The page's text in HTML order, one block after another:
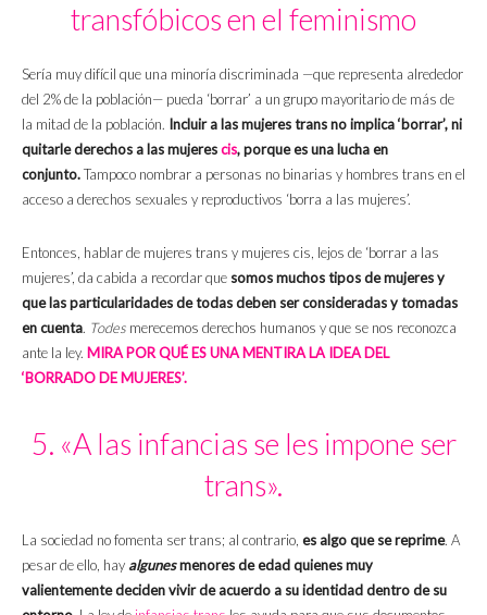
transfóbicos en el feminismo
Sería muy difícil que una minoría discriminada —que representa alrededor
del 2% de la población— pueda ‘borrar’ a un grupo mayoritario de más de
la mitad de la población. Incluir a las mujeres trans no implica ‘borrar’, ni
quitarle derechos a las mujerescis, porque es una lucha en
conjunto.Tampoco nombrar a personas no binarias y hombres trans en el
acceso a derechos sexuales y reproductivos ‘borra a las mujeres’.
Entonces, hablar de mujeres trans y mujeres cis, lejos de ‘borrar a las
mujeres’, da cabida a recordar que somos muchos tipos de mujeres y
que las particularidades de todas deben ser consideradas y tomadas
en cuenta. Todes merecemos derechos humanos y que se nos reconozca
ante la ley. MIRA POR QUÉ ES UNA MENTIRA LA IDEA DEL
‘BORRADO DE MUJERES’.
5. «A las infancias se les impone ser
trans».
La sociedad no fomenta ser trans; al contrario, es algo que se reprime. A
pesar de ello, hay algunesmenores de edad quienes muy
valientemente deciden vivir de acuerdo a su identidad dentro de su